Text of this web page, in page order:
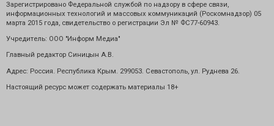
Зарегистрировано Федеральной службой по надзору в сфере связи,
информационных технологий и массовых коммуникаций (Роскомнадзор) 05
марта 2015 года, свидетельство о регистрации Эл № ФС77-60943.
Учредитель: ООО "Информ Медиа"
Главный редактор Синицын А.В.
Адрес: Россия. Республика Крым. 299053. Севастополь, ул. Руднева 26.
Настоящий ресурс может содержать материалы 18+